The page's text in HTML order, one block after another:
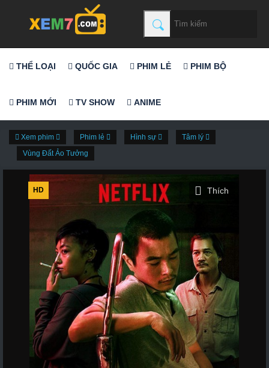
THỂ LOẠI QUỐC GIA PHIM LẺ PHIM BỘ
PHIM MỚI TV SHOW ANIME
Xem phim Phim lẻ Hình sự
Tâm lý
Vùng Đất Ảo Tưởng
HD